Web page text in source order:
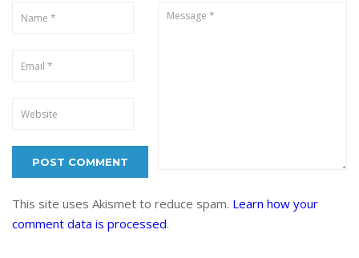
This site uses Akismet to reduce spam. Learn how your
comment data is processed.